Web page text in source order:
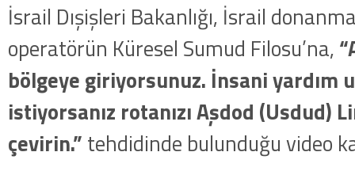
İsrail Dışişleri Bakanlığı, İsrail
operatörün Küresel Sumud Filosu’na,
bölgeye giriyorsunuz. İnsani yardım
istiyorsanız rotanızı Aşdod (Usdud)
çevirin.” tehdidinde bulunduğu video